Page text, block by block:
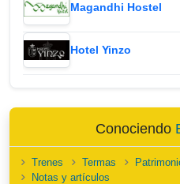
Magandhi Hostel
Hotel Yinzo
Conociendo
Trenes Termas
Notas y artículos